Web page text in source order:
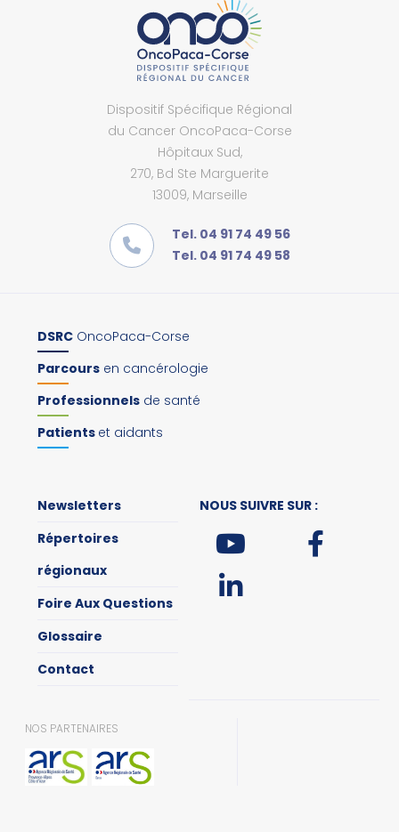
Dispositif Spécifique Régional
du Cancer OncoPaca-Corse
Hôpitaux Sud,
270, Bd Ste Marguerite
13009, Marseille
Tel. 04 91 74 49 56
Tel. 04 91 74 49 58
DSRC OncoPaca-Corse
Parcours en cancérologie
Professionnels de santé
Patients et aidants
Newsletters
Répertoires
régionaux
Foire Aux Questions
Glossaire
Contact
NOUS SUIVRE SUR :
NOS PARTENAIRES